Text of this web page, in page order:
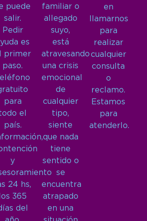
puede
salir.
Pedir
es
primer
paso.
para
el
país.
y
24 hs,
los 365
del
familiar o
allegado
suyo,
está
atravesando
una crisis
emocional
de
cualquier
tipo,
siente
que nada
tiene
sentido o
se
encuentra
atrapado
en una
en
llamarnos
para
realizar
cualquier
consulta
o
reclamo.
Estamos
para
atenderlo.